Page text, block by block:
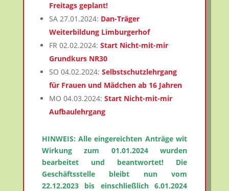
Freitags geplant!
SA 27.01.2024: Dan-Träger
Weiterbildung Limburgerhof
FR 02.02.2024:Start Nicht-mit-mir
Grundkurs NR30
SO 04.02.2024:Selbstschutzlehrgang
für Frauen und Mädchen ab 16 Jahren
MO 04.03.2024: Start Nicht-mit-mir
Aufbaulehrgang
HINWEIS: Alle eingereichten Anträge wit
Wirkung zum 01.01.2024 wurden
bearbeitet und beantwortet! Die
Geschäftsstelle bleibt nun vom
22.12.2023 bis einschließlich 6.01.2024